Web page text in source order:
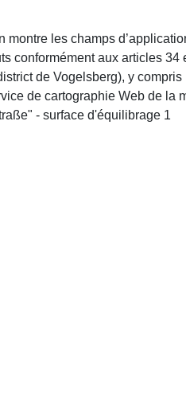
montre les champs
conformément aux articles 34
de Vogelsberg), y
de cartographie Web de la
- surface d'équilibrage 1